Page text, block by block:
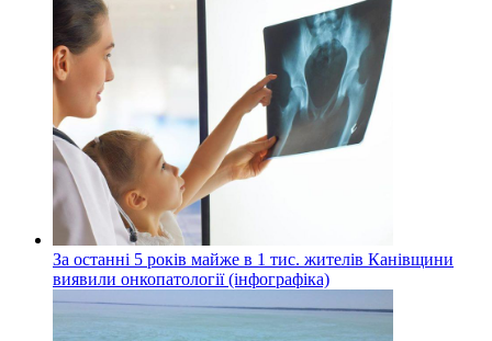
За останні 5 років майже в 1 тис. жителів Канівщини
виявили онкопатології (інфографіка)